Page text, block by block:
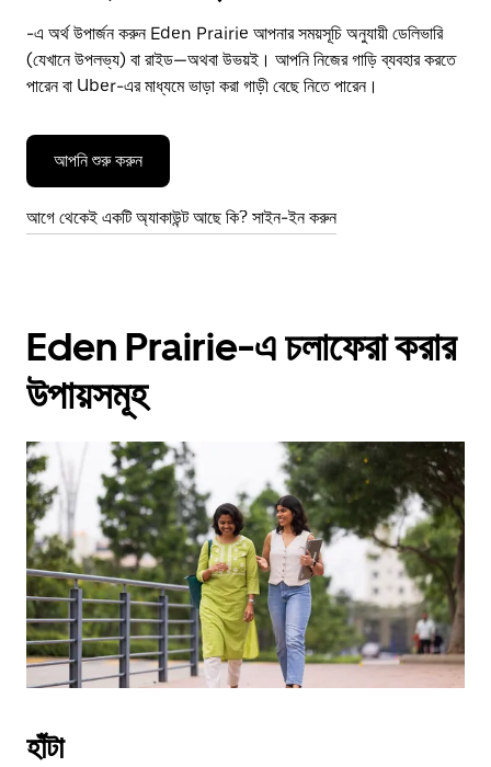
-এ অর্থ উপার্জন করুন Eden Prairie আপনার সময়সূচি অনুযায়ী ডেলিভারি
(যেখানে উপলভ্য) বা রাইড—অথবা উভয়ই। আপনি নিজের গাড়ি ব্যবহার করতে
পারেন বা Uber-এর মাধ্যমে ভাড়া করা গাড়ী বেছে নিতে পারেন।
আপনি শুরু করুন
আগে থেকেই একটি অ্যাকাউন্ট আছে কি? সাইন-ইন করুন
Eden Prairie-এ চলাফেরা করার
উপায়সমূহ
হাঁটা